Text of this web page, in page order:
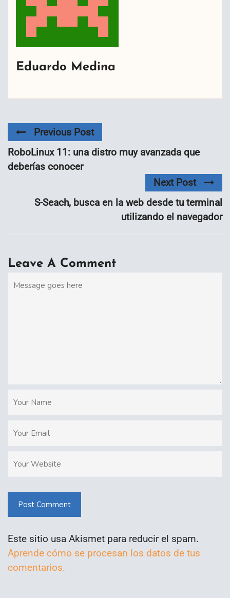
Eduardo Medina
Previous Post
RoboLinux 11: una distro muy avanzada que
deberías conocer
Next Post
S-Seach, busca en la web desde tu terminal
utilizando el navegador
Leave A Comment
Post Comment
Este sitio usa Akismet para reducir el spam.
Aprende cómo se procesan los datos de tus
comentarios.